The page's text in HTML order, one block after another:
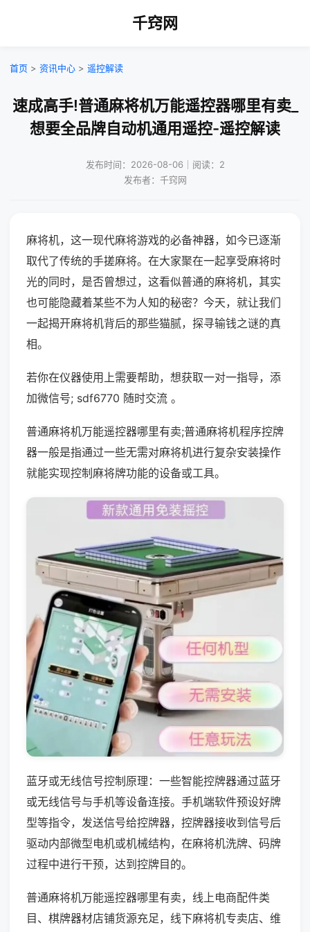
千窍网
首页 > 资讯中心 > 遥控解读
速成高手!普通麻将机万能遥控器哪里有卖_
想要全品牌自动机通用遥控-遥控解读
发布时间：2026-08-06｜阅读：2
发布者：千窍网
麻将机，这一现代麻将游戏的必备神器，如今已逐渐
取代了传统的手搓麻将。在大家聚在一起享受麻将时
光的同时，是否曾想过，这看似普通的麻将机，其实
也可能隐藏着某些不为人知的秘密？今天，就让我们
一起揭开麻将机背后的那些猫腻，探寻输钱之谜的真
相。
若你在仪器使用上需要帮助，想获取一对一指导，添
加微信号; sdf6770 随时交流 。
普通麻将机万能遥控器哪里有卖;普通麻将机程序控牌
器一般是指通过一些无需对麻将机进行复杂安装操作
就能实现控制麻将牌功能的设备或工具。
蓝牙或无线信号控制原理：一些智能控牌器通过蓝牙
或无线信号与手机等设备连接。手机端软件预设好牌
型等指令，发送信号给控牌器，控牌器接收到信号后
驱动内部微型电机或机械结构，在麻将机洗牌、码牌
过程中进行干预，达到控牌目的。
普通麻将机万能遥控器哪里有卖，线上电商配件类
目、棋牌器材店铺货源充足，线下麻将机专卖店、维